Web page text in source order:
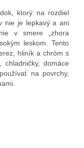
ktorý na rozdiel
nie je lepkavý a ani
v smere „zhora
leskom. Tento
hliník a chróm s
chladničky, domáce
na povrchy,